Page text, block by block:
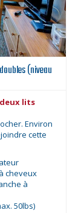
(niveau
lits
Environ
cette
cheveux
à
50lbs)